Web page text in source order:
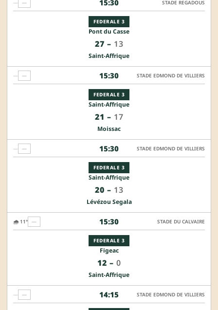
15:30
FEDERALE 3
Pont du Casse
27 – 13
Saint-Affrique
— — STADE REGADOUS
15:30
FEDERALE 3
Saint-Affrique
21 – 17
Moissac
— — STADE EDMOND DE VILLIERS
15:30
FEDERALE 3
Saint-Affrique
20 – 13
Lévézou Segala
— — STADE EDMOND DE VILLIERS
15:30
FEDERALE 3
Figeac
12 – 0
Saint-Affrique
🌧️ 11° — STADE DU CALVAIRE
14:15
— — STADE EDMOND DE VILLIERS